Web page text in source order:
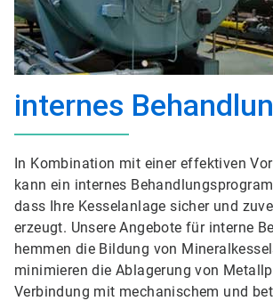
internes
In Kombination mit einer effektiven
kann ein internes
dass Ihre Kesselanlage sicher und
erzeugt. Unsere Angebote für interne
hemmen die Bildung von
minimieren die Ablagerung von
Verbindung mit mechanischem und